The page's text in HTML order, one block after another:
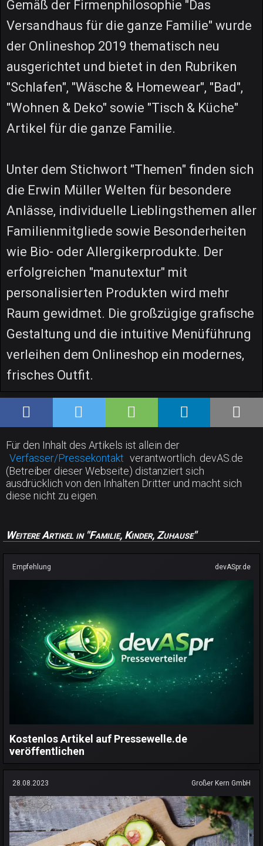
Gemäß der Firmenphilosophie "Das
Versandhaus für die ganze Familie" wurde
der Onlineshop 2019 thematisch neu
ausgerichtet und bietet in den Rubriken
"Schlafen", "Wäsche & Homewear", "Bad",
"Wohnen & Deko" sowie "Tisch & Küche"
Artikel für die ganze Familie.
Unter dem Stichwort "Themen" finden sich
die Erwin Müller Welten für besondere
Anlässe, individuelle Lieblingsthemen aller
Familienmitgliede sowie Besonderheiten
wie Bio- oder Allergikerprodukte. Der
erfolgreichen "manutextur" mit
personalisierten Produkten wird mehr
Raum gewidmet. Die großzügige grafische
Gestaltung und die intuitive Menüführung
verleihen dem Onlineshop ein modernes,
frisches Outfit.
Für den Inhalt des Artikels ist allein der
Verfasser/Pressekontakt verantwortlich. devAS.de
(Betreiber dieser Webseite) distanziert sich
ausdrücklich von den Inhalten Dritter und macht sich
diese nicht zu eigen.
Weitere Artikel in "Familie, Kinder, Zuhause"
Empfehlung devASpr.de
Kostenlos Artikel auf Pressewelle.de
veröffentlichen
28.08.2023 Großer Kern GmbH